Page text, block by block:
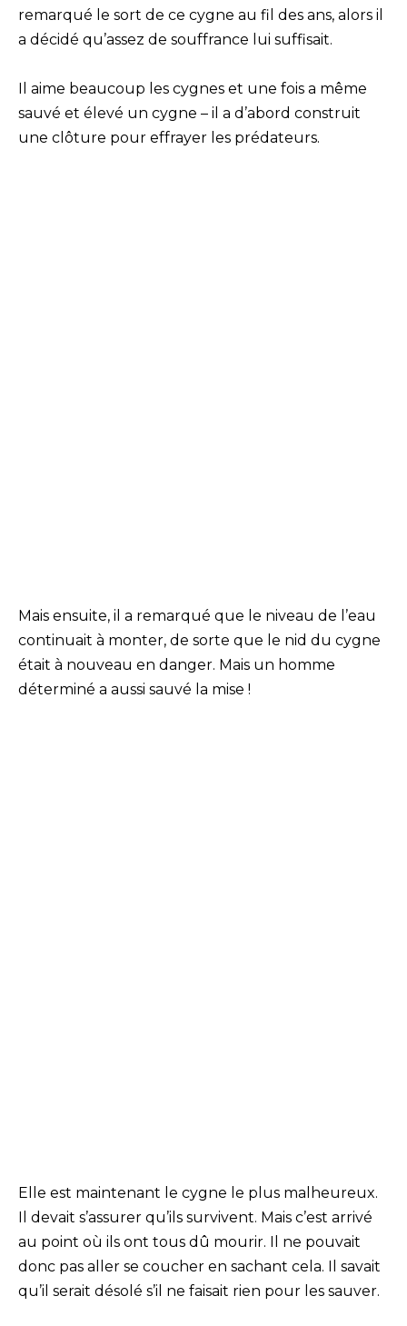
remarqué le sort de ce cygne au fil des ans, alors il
a décidé qu’assez de souffrance lui suffisait.
Il aime beaucoup les cygnes et une fois a même
sauvé et élevé un cygne – il a d’abord construit
une clôture pour effrayer les prédateurs.
Mais ensuite, il a remarqué que le niveau de l’eau
continuait à monter, de sorte que le nid du cygne
était à nouveau en danger. Mais un homme
déterminé a aussi sauvé la mise !
Elle est maintenant le cygne le plus malheureux.
Il devait s’assurer qu’ils survivent. Mais c’est arrivé
au point où ils ont tous dû mourir. Il ne pouvait
donc pas aller se coucher en sachant cela. Il savait
qu’il serait désolé s’il ne faisait rien pour les sauver.